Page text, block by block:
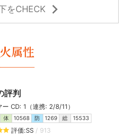
をCHECK
火属性
評判
ー CD: 1（連携: 2/8/11）
体 10568 防 1269 総 15533
評価:SS / 913